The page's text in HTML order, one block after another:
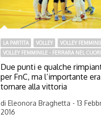
LA PARTITA VOLLEY
VOLLEY
VOLLEY FEMMINILE - FERRARA NEL
Due punti e qualche
per FnC, ma l’importante era
tornare alla vittoria
di Eleonora Braghetta - 13
2016